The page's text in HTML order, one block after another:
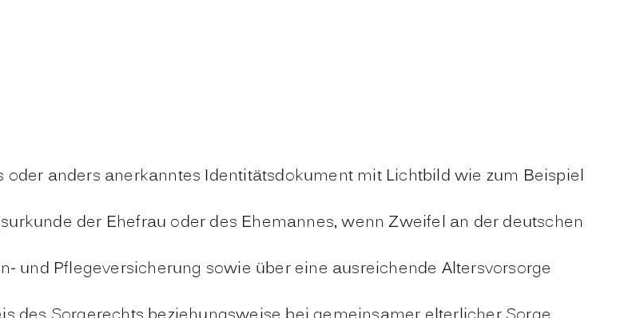
anders anerkanntes Identitätsdokument mit Lichtbild wie zum Beispiel
der Ehefrau oder des Ehemannes, wenn Zweifel an der deutschen
und Pflegeversicherung sowie über eine ausreichende Altersvorsorge